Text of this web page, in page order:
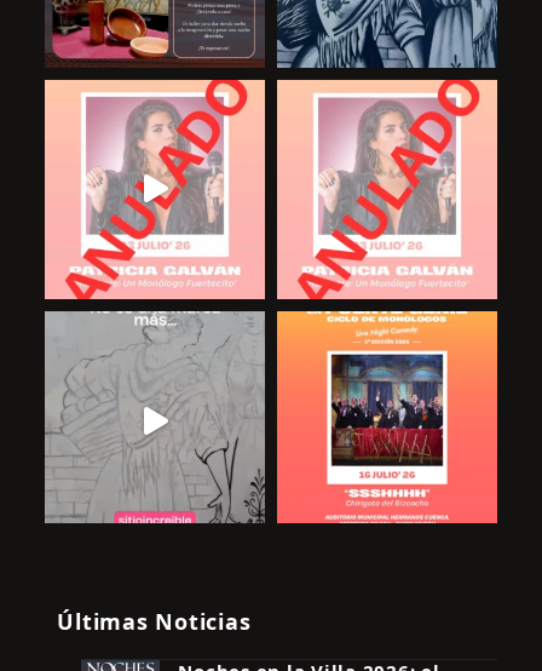
Últimas Noticias